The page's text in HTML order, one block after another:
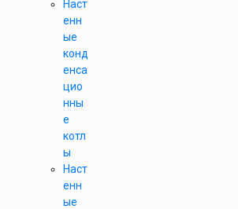
Наст
енн
ые
конд
енса
цио
нны
е
котл
ы
Наст
енн
ые